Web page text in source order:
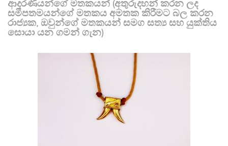
ආදරණීයන්ගේ මතකයන් (අතුරුදහන් කරන ලද
සමීපතමයන්ගේ මතකය අමතක කිරීමට බල කරන
රාජ්‍යක, ඔවුන්ගේ මතකයන් සමග සත්‍ය සහ යුක්තිය
සොයා යන ගමන් ගැන)